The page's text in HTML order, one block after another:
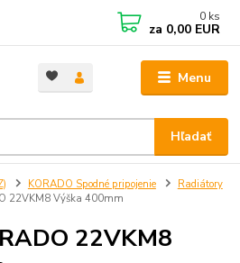
Menu
Hľadať
0 ks
za 0,00 EUR
KORADO Spodné pripojenie
Radiátory
22VKM8 Výška 400mm
22VKM8